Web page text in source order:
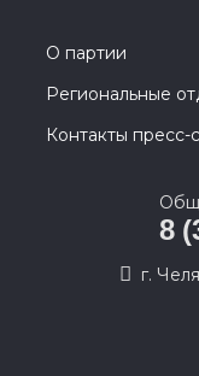
О партии
Региональные
Контакты пресс-
8
г.